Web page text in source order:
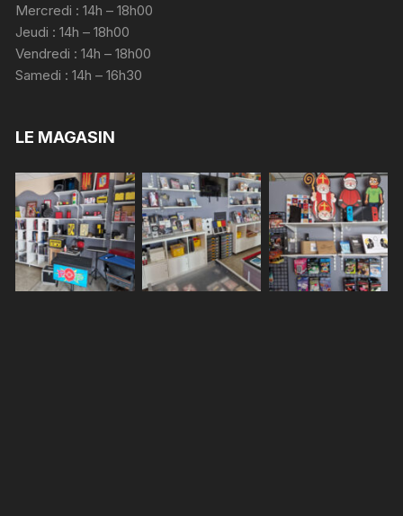
Mercredi : 14h – 18h00
Jeudi : 14h – 18h00
Vendredi : 14h – 18h00
Samedi : 14h – 16h30
LE MAGASIN